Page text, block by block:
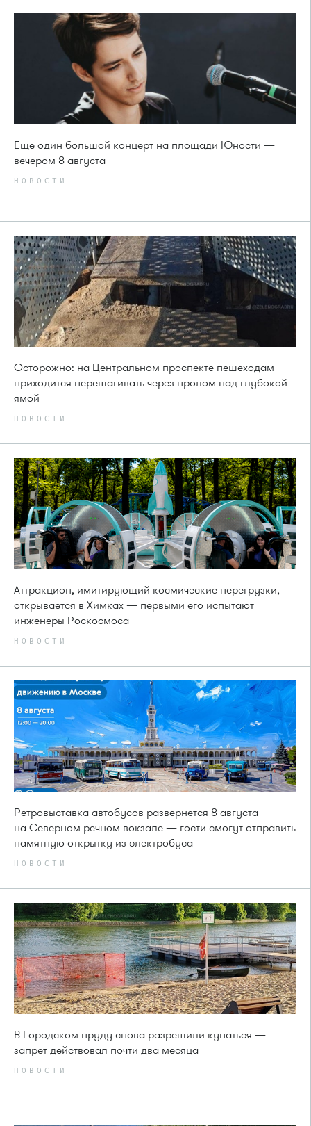
Еще один большой концерт на площади Юности —
вечером 8 августа
НОВОСТИ
Осторожно: на Центральном проспекте пешеходам
приходится перешагивать через пролом над глубокой
ямой
НОВОСТИ
Аттракцион, имитирующий космические перегрузки,
открывается в Химках — первыми его испытают
инженеры Роскосмоса
НОВОСТИ
Ретровыставка автобусов развернется 8 августа
на Северном речном вокзале — гости смогут отправить
памятную открытку из электробуса
НОВОСТИ
В Городском пруду снова разрешили купаться —
запрет действовал почти два месяца
НОВОСТИ